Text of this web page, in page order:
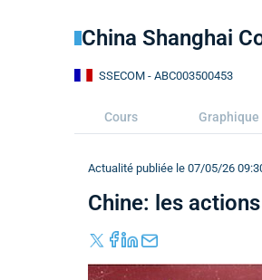
China Shanghai
SSECOM - ABC003500453
Cours Graphique
Actualité publiée le 07/05/26
Chine: les